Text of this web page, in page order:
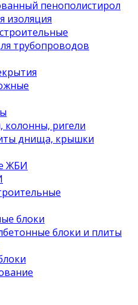
пенополистирол
изоляция
трубопроводов
колонны, ригели
днища, крышки
ЖБИ
блоки
блоки и плиты